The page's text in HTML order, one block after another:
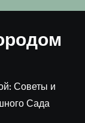
Советы и
Сада